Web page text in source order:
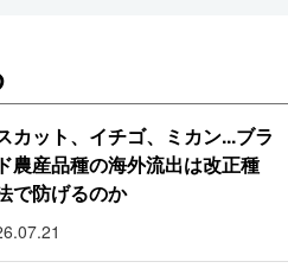
カット、イチゴ、ミカン...ブラ
農産品種の海外流出は改正種
で防げるのか